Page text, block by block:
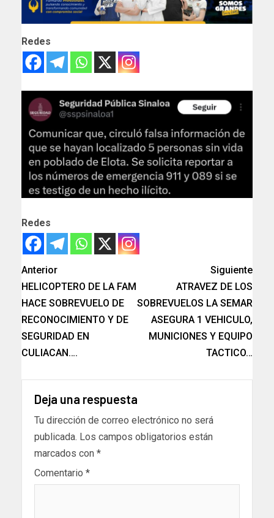
Redes
Redes
Anterior
HELICOPTERO DE LA FAM
HACE SOBREVUELO DE
RECONOCIMIENTO Y DE
SEGURIDAD EN
CULIACAN….
Siguiente
ATRAVEZ DE LOS
SOBREVUELOS LA SEMAR
ASEGURA 1 VEHICULO,
MUNICIONES Y EQUIPO
TACTICO…
Deja una respuesta
Tu dirección de correo electrónico no será
publicada. Los campos obligatorios están
marcados con *
Comentario *